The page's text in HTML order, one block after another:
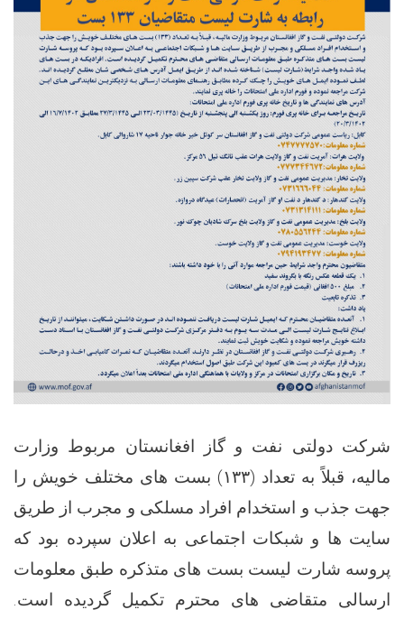
شرکت دولتی نفت و گاز افغانستان مربوط وزارت
مالیه، قبلاً به تعداد (۱۳۳) بست های مختلف خویش را
جهت جذب و استخدام افراد مسلکی و مجرب از طریق
سایت ها و شبکات اجتماعی به اعلان سپرده بود که
پروسه شارت لیست بست های متذکره طبق معلومات
ارسالی متقاضی های محترم تکمیل گردیده است.